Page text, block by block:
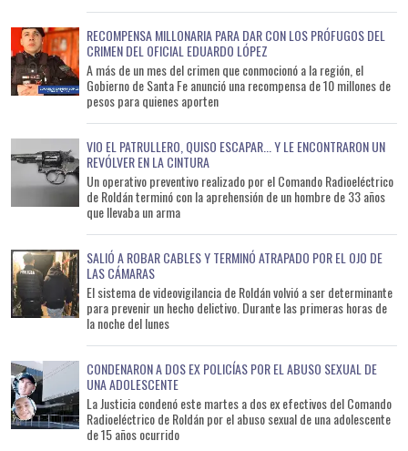
RECOMPENSA MILLONARIA PARA DAR CON LOS PRÓFUGOS DEL
CRIMEN DEL OFICIAL EDUARDO LÓPEZ
A más de un mes del crimen que conmocionó a la región, el
Gobierno de Santa Fe anunció una recompensa de 10 millones de
pesos para quienes aporten
VIO EL PATRULLERO, QUISO ESCAPAR... Y LE ENCONTRARON UN
REVÓLVER EN LA CINTURA
Un operativo preventivo realizado por el Comando Radioeléctrico
de Roldán terminó con la aprehensión de un hombre de 33 años
que llevaba un arma
SALIÓ A ROBAR CABLES Y TERMINÓ ATRAPADO POR EL OJO DE
LAS CÁMARAS
El sistema de videovigilancia de Roldán volvió a ser determinante
para prevenir un hecho delictivo. Durante las primeras horas de
la noche del lunes
CONDENARON A DOS EX POLICÍAS POR EL ABUSO SEXUAL DE
UNA ADOLESCENTE
La Justicia condenó este martes a dos ex efectivos del Comando
Radioeléctrico de Roldán por el abuso sexual de una adolescente
de 15 años ocurrido